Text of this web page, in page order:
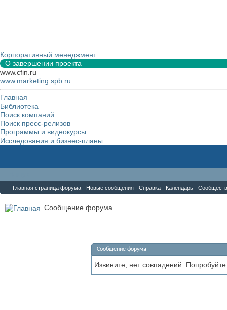
Корпоративный менеджмент
О завершении проекта
www.cfin.ru
www.marketing.spb.ru
Главная
Библиотека
Поиск компаний
Поиск пресс-релизов
Программы и видеокурсы
Исследования и бизнес-планы
Главная страница форума Новые сообщения Справка Календарь
Сообщение форума
Сообщение форума
Извините, нет совпадений.